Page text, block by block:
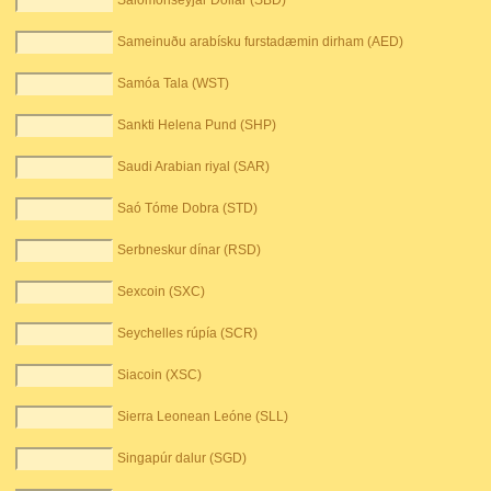
Sameinuðu arabísku furstadæmin dirham (AED)
Samóa Tala (WST)
Sankti Helena Pund (SHP)
Saudi Arabian riyal (SAR)
Saó Tóme Dobra (STD)
Serbneskur dínar (RSD)
Sexcoin (SXC)
Seychelles rúpía (SCR)
Siacoin (XSC)
Sierra Leonean Leóne (SLL)
Singapúr dalur (SGD)